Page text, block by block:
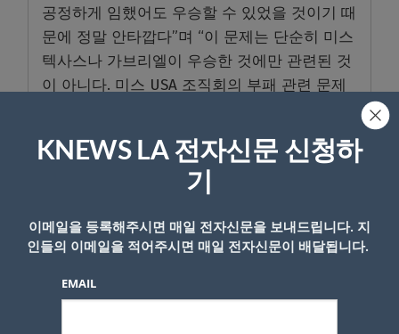
공정하게 임했어도 우승할 수 있었을 것이기 때
문에 정말 안타깝다”며 “이 문제는 단순히 미스
텍사스나 가브리엘이 우승한 것에만 관련된 것
이 아니다. 미스 USA 조직회의 부패 관련 문제
미스 몬태나 USA와 이야기를 나눠봤냐는 질문
에 가브리엘은 “아직 대화를 나눌 기회가 없었
다. 나는 이 대화를 할 준비가 된 거 같다. 사실
이 아닌 의혹이 많이 나오고 있는 것 같기 때문
에 꼭 이야기를 해보고 싶다”고 밝혔다.
KNEWS LA 전자신문 신청하
기
이메일을 등록해주시면 매일 전자신문을 보내드립니다. 지
인들의 이메일을 적어주시면 매일 전자신문이 배달됩니다.
EMAIL